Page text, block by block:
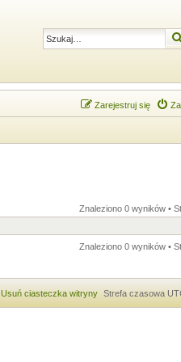
Zarejestruj się
Znaleziono 0 wyników •
Znaleziono 0 wyników •
Strefa czasowa
Usuń ciasteczka witryny